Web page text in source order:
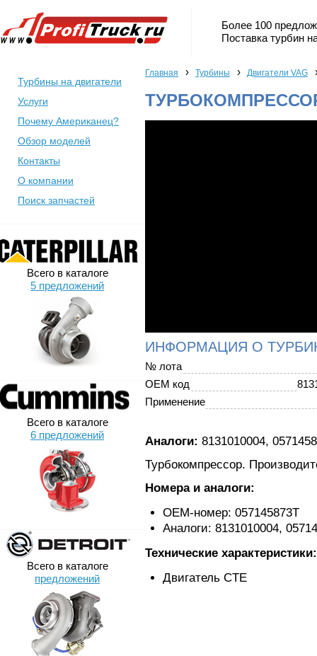
Более 100
Поставка турбин
Турбины на двигатели
Услуги
Почему Американец?
Обзор моделей
Контакты
О компании
Поиск запчастей
Всего в каталоге
5 предложений
Всего в каталоге
6 предложений
Всего в каталоге
предложений
Главная › Турбины › Двигатели VAG
ТУРБОКОМПРЕССОР
ИНФОРМАЦИЯ О
№ лота
OEM код
Применение
Аналоги: 8131010004,
Турбокомпрессор.
Номера и аналоги:
OEM-номер: 057145873T
Аналоги: 8131010004,
Технические характеристики:
Двигатель CTE